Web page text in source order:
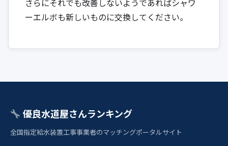
さらにそれでも改善しないようであればシャワ
ーエルボも新しいものに交換してください。
優良水道屋さんランキング
全国指定給水装置工事事業者のマッチングポータルサイト